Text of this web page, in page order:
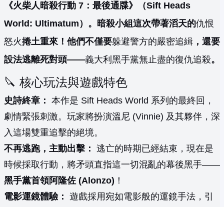
《火柴人暗殺行動 7：最後通牒》（Sift Heads
World: Ultimatum）。暗殺小組這次帶著滔天的仇恨
怒火捲土重來！他們不僅要躲避警方的嚴密追緝 ，還要
設法逃離死對頭——義大利黑手黨無止盡的復仇追殺。
🔪 核心玩法與遊戲特色
史詩終章： 本作是 Sift Heads World 系列的最終回，
劇情緊張刺激。玩家將扮演溫尼 (Vinnie) 及其夥伴，深
入這場雙重追擊的絕境。
不再逃跑，主動出擊： 逃亡的時期已經結束，現在是
時候採取行動，將矛頭直指這一切混亂的幕後黑手——
黑手黨首領阿隆佐 (Alonzo) ！
電影運鏡體驗： 遊戲採用宛如電影般的運鏡手法，引